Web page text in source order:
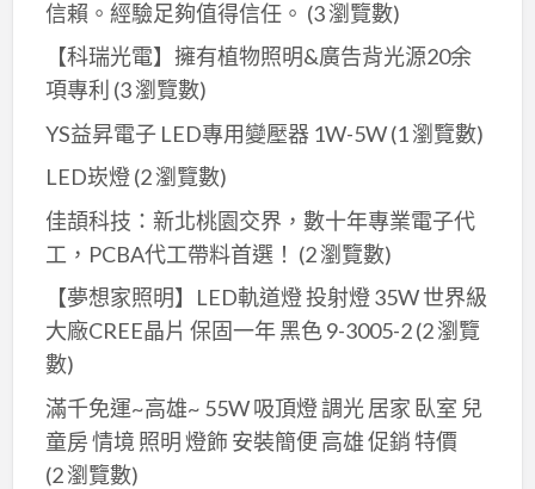
信賴。經驗足夠值得信任。 (3 瀏覽數)
【科瑞光電】擁有植物照明&廣告背光源20余
項專利 (3 瀏覽數)
YS益昇電子 LED專用變壓器 1W-5W(1 瀏覽數)
LED崁燈(2 瀏覽數)
佳頡科技：新北桃園交界，數十年專業電子代
工，PCBA代工帶料首選！ (2 瀏覽數)
【夢想家照明】LED軌道燈 投射燈 35W 世界級
大廠CREE晶片 保固一年 黑色 9-3005-2(2 瀏覽
數)
滿千免運~高雄~ 55W 吸頂燈 調光 居家 臥室 兒
童房 情境 照明 燈飾 安裝簡便 高雄 促銷 特價
(2 瀏覽數)